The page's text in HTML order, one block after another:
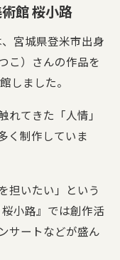
館 桜小路
宮城県登米市出身
こ）さんの作品を
しました。
れてきた「人情」
く制作していま
担いたい」という
小路』では創作活
サートなどが盛ん